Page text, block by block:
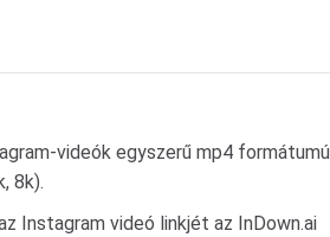
videók egyszerű mp4 formátumú
8k).
Instagram videó linkjét az InDown.ai